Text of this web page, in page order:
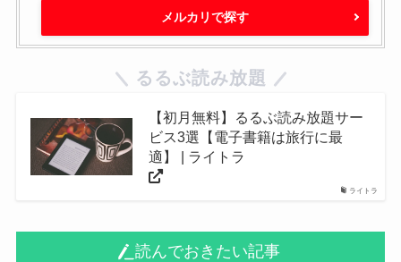
メルカリで探す
るるぶ読み放題
ライトラ
【初月無料】るるぶ読み放題サー
ビス3選【電子書籍は旅行に最
適】 | ライトラ
読んでおきたい記事